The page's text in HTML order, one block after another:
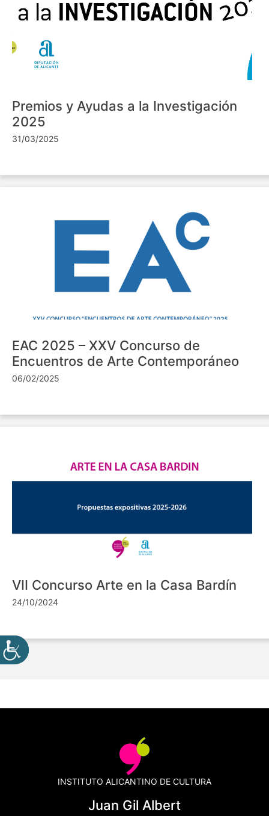
Premios y Ayudas a la Investigación
2025
31/03/2025
EAC 2025 – XXV Concurso de
Encuentros de Arte Contemporáneo
06/02/2025
VII Concurso Arte en la Casa Bardín
24/10/2024
INSTITUTO ALICANTINO DE CULTURA
Juan Gil Albert